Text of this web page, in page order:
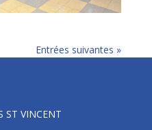
Entrées suivantes »
ST VINCENT